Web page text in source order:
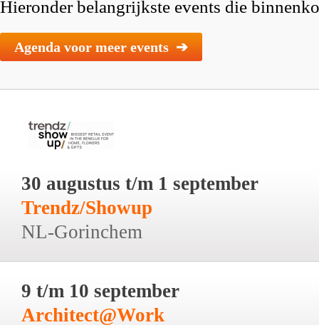
Hieronder belangrijkste events die
Agenda voor meer events ➔
30 augustus t/m 1 september
Trendz/Showup
NL-Gorinchem
9 t/m 10 september
Architect@Work